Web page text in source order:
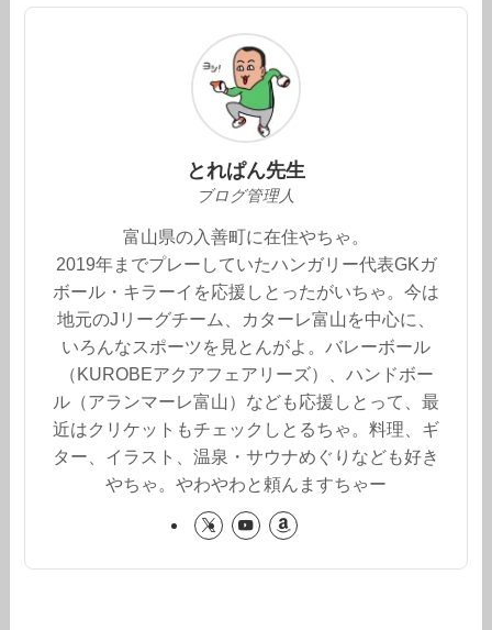
とれぱん先生
ブログ管理人
富山県の入善町に在住やちゃ。
2019年までプレーしていたハンガリー代表GKガ
ボール・キラーイを応援しとったがいちゃ。今は
地元のJリーグチーム、カターレ富山を中心に、
いろんなスポーツを見とんがよ。バレーボール
（KUROBEアクアフェアリーズ）、ハンドボー
ル（アランマーレ富山）なども応援しとって、最
近はクリケットもチェックしとるちゃ。料理、ギ
ター、イラスト、温泉・サウナめぐりなども好き
やちゃ。やわやわと頼んますちゃー